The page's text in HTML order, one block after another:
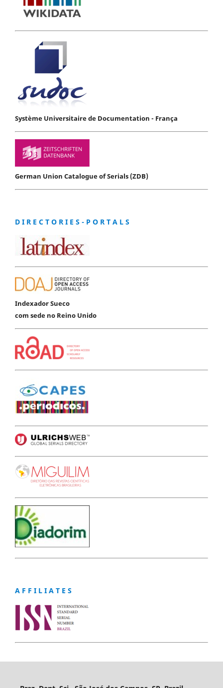
Système Universitaire de Documentation - França
German Union Catalogue of Serials (ZDB)
D I R E C T O R I E S - P O R T A L S
Indexador Sueco
com sede no Reino Unido
A F F I L I A T E S